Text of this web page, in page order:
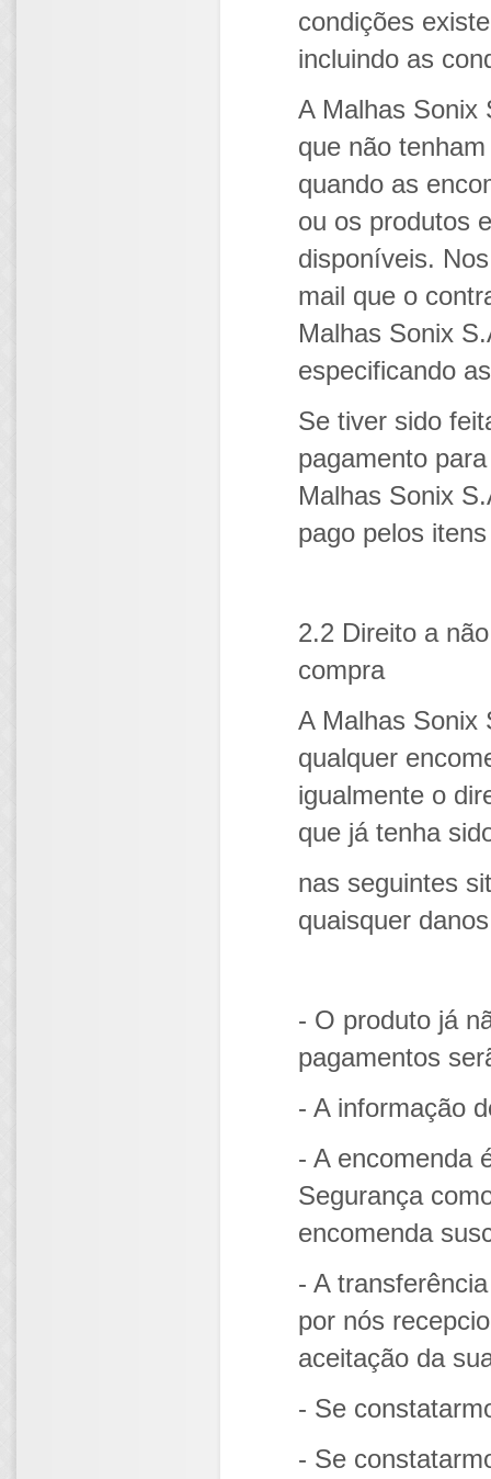
condições
incluindo as
A Malhas Sonix
que não
quando as
ou os produtos
disponíveis.
mail que o
Malhas Sonix
especificando
Se tiver sido
pagamento
Malhas Sonix
pago pelos
2.2 Direito a
compra
A Malhas Sonix
qualquer
igualmente o
que já tenha
nas seguintes
quaisquer
- O produto já
pagamentos
- A informação
- A encomenda
Segurança
encomenda
- A
por nós
aceitação da
- Se
- Se